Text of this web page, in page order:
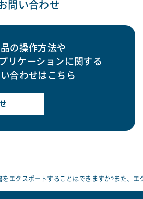
問い合わせ
の操作方法や
リケーションに関する
合わせはこちら
をエクスポートすることはできますか?また、